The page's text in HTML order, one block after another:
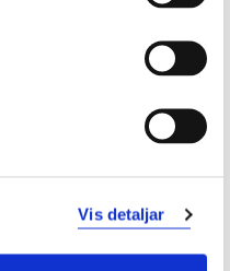
Vis detaljar
22,5 sp